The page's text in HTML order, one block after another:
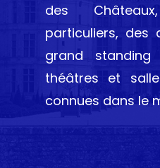
des
particuliers, des
grand
théâtres et
connues dans le